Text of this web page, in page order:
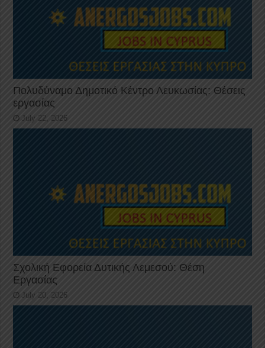
Πολυδύναμο Δημοτικό Κέντρο Λευκωσίας: Θέσεις
εργασίας
July 22, 2026
Σχολική Εφορεία Δυτικής Λεμεσού: Θέση
Εργασίας
July 20, 2026